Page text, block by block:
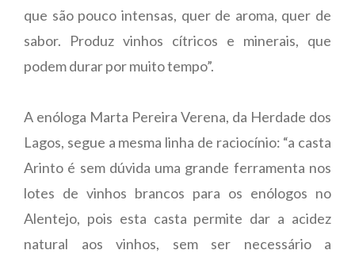
que são pouco intensas, quer de aroma, quer de
sabor. Produz vinhos cítricos e minerais, que
podem durar por muito tempo”.
A enóloga Marta Pereira Verena, da Herdade dos
Lagos, segue a mesma linha de raciocínio: “a casta
Arinto é sem dúvida uma grande ferramenta nos
lotes de vinhos brancos para os enólogos no
Alentejo, pois esta casta permite dar a acidez
natural aos vinhos, sem ser necessário a